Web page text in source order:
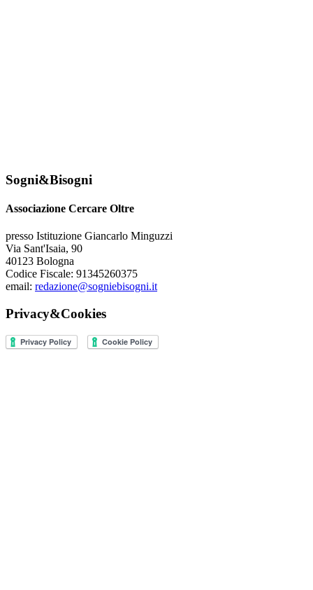
Sogni&Bisogni
Associazione Cercare Oltre
presso Istituzione Giancarlo Minguzzi
Via Sant'Isaia, 90
40123 Bologna
Codice Fiscale: 91345260375
email: redazione@sogniebisogni.it
Privacy&Cookies